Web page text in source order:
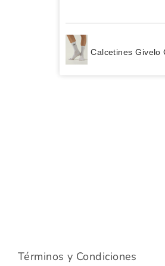
Calcetines Givelo
Términos y Condiciones